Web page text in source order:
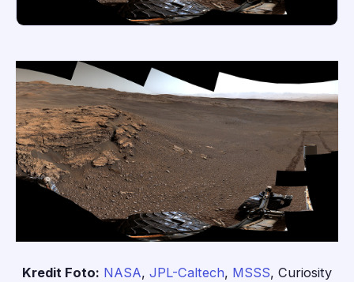
Kredit Foto: NASA, JPL-Caltech, MSSS, Curiosity